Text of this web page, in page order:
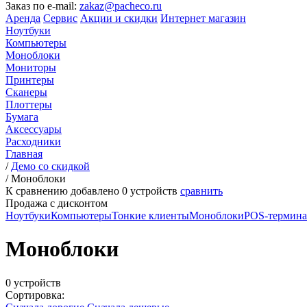
Заказ по e-mail: zakaz@pacheco.ru
Аренда Сервис Акции и скидки Интернет магазин
Ноутбуки
Компьютеры
Моноблоки
Мониторы
Принтеры
Сканеры
Плоттеры
Бумага
Аксессуары
Расходники
Главная
/ Демо со скидкой
/Моноблоки
К сравнению добавлено 0 устройств сравнить
Продажа с дисконтом
НоутбукиКомпьютерыТонкие клиентыМоноблокиPOS-
Моноблоки
0 устройств
Сортировка: